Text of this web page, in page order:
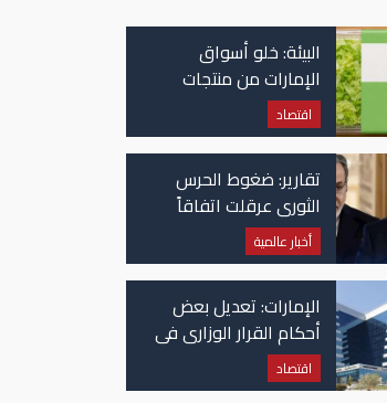
البيئة: خلو أسواق
الإمارات من منتجات
الخس المرتبطة بتفشي
داء السيكلوسبورا
اقتصاد
تقارير: ضغوط الحرس
الثوري عرقلت اتفاقاً
وشيكاً حول هرمز
أخبار عالمية
الإمارات: تعديل بعض
أحكام القرار الوزاري في
شأن الضريبة على
الشركات والأعمال
اقتصاد